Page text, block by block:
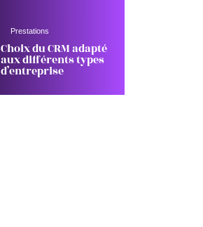
Prestations
Choix du CRM adapté
aux différents types
d’entreprise